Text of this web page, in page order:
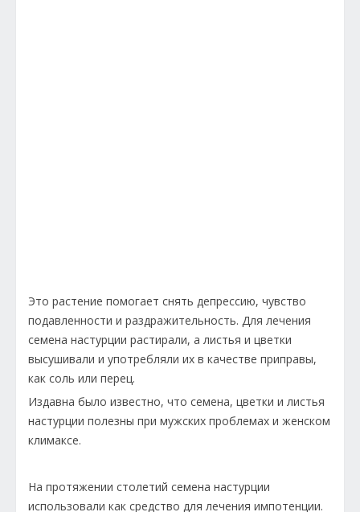
Это растение помогает снять депрессию, чувство
подавленности и раздражительность. Для лечения
семена настурции растирали, а листья и цветки
высушивали и употребляли их в качестве приправы,
как соль или перец.
Издавна было известно, что семена, цветки и листья
настурции полезны при мужских проблемах и женском
климаксе.
На протяжении столетий семена настурции
использовали как средство для лечения импотенции.